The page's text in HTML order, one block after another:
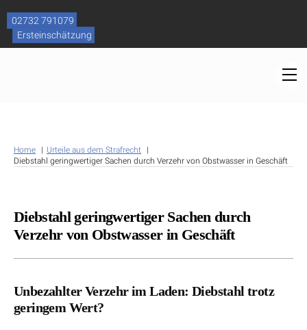
content
02732 791079
Ersteinschätzung
Home
Urteile aus dem Strafrecht
Diebstahl geringwertiger Sachen durch Verzehr von Obstwasser in Geschäft
Diebstahl geringwertiger Sachen durch
Verzehr von Obstwasser in Geschäft
Unbezahlter Verzehr im Laden: Diebstahl trotz
geringem Wert?